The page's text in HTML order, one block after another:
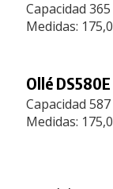
Capacidad
Medidas:
Ollé DS580E
Capacidad
Medidas: